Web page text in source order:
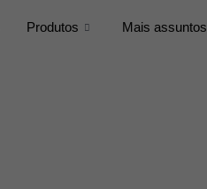
Produtos Mais assuntos